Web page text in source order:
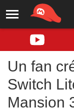
Un fan
Switch
Mansion